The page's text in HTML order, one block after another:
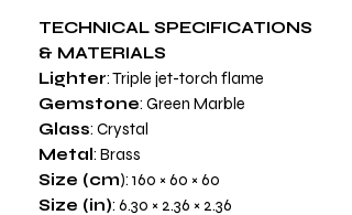
TECHNICAL SPECIFICATIONS
& MATERIALS
Lighter: Triple jet-torch flame
Gemstone: Green Marble
Glass: Crystal
Metal: Brass
Size (cm): 160 × 60 × 60
Size (in): 6.30 × 2.36 × 2.36